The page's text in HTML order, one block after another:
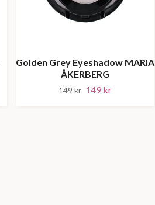
Golden Grey Eyeshadow MARIA
ÅKERBERG
149 kr 149 kr